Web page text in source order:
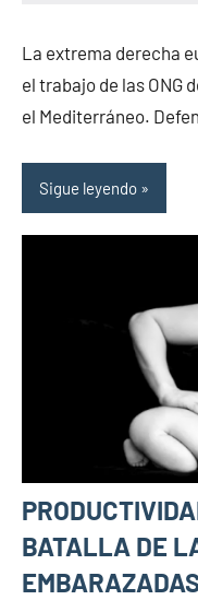
La extrema derecha
el trabajo de las ONG
el Mediterráneo.
Sigue leyendo
BATALLA DE